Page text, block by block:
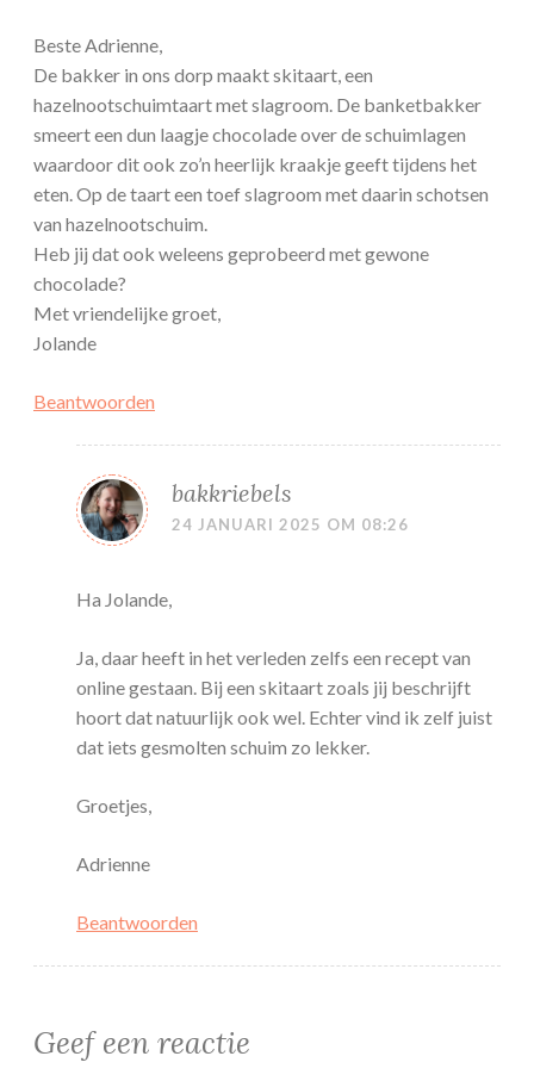
Beste Adrienne,
De bakker in ons dorp maakt skitaart, een
hazelnootschuimtaart met slagroom. De banketbakker
smeert een dun laagje chocolade over de schuimlagen
waardoor dit ook zo’n heerlijk kraakje geeft tijdens het
eten. Op de taart een toef slagroom met daarin schotsen
van hazelnootschuim.
Heb jij dat ook weleens geprobeerd met gewone
chocolade?
Met vriendelijke groet,
Jolande
Beantwoorden
bakkriebels
24 JANUARI 2025 OM 08:26
Ha Jolande,
Ja, daar heeft in het verleden zelfs een recept van
online gestaan. Bij een skitaart zoals jij beschrijft
hoort dat natuurlijk ook wel. Echter vind ik zelf juist
dat iets gesmolten schuim zo lekker.
Groetjes,
Adrienne
Beantwoorden
Geef een reactie